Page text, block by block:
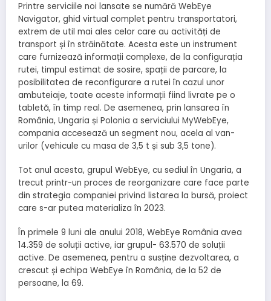
Printre serviciile noi lansate se numără WebEye
Navigator, ghid virtual complet pentru transportatori,
extrem de util mai ales celor care au activități de
transport și în străinătate. Acesta este un instrument
care furnizează informații complexe, de la configurația
rutei, timpul estimat de sosire, spații de parcare, la
posibilitatea de reconfigurare a rutei în cazul unor
ambuteiaje, toate aceste informații fiind livrate pe o
tabletă, în timp real. De asemenea, prin lansarea în
România, Ungaria și Polonia a serviciului MyWebEye,
compania accesează un segment nou, acela al van-
urilor (vehicule cu masa de 3,5 t și sub 3,5 tone).
Tot anul acesta, grupul WebEye, cu sediul în Ungaria, a
trecut printr-un proces de reorganizare care face parte
din strategia companiei privind listarea la bursă, proiect
care s-ar putea materializa în 2023.
În primele 9 luni ale anului 2018, WebEye România avea
14.359 de soluții active, iar grupul- 63.570 de soluții
active. De asemenea, pentru a susține dezvoltarea, a
crescut și echipa WebEye în România, de la 52 de
persoane, la 69.